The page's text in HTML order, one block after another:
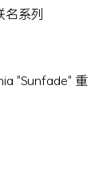
名系列
"Sunfade" 重